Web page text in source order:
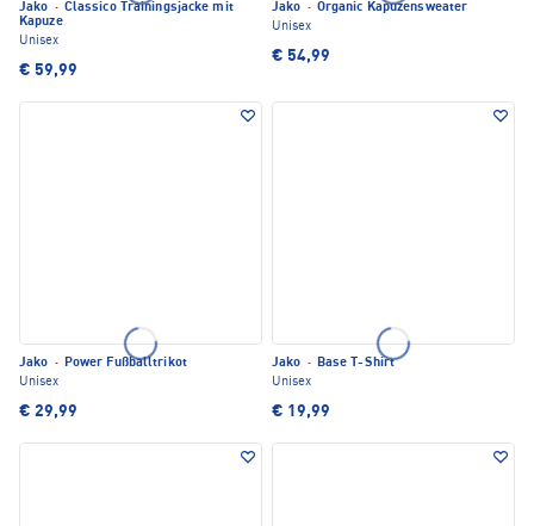
Jako · Classico Trainingsjacke mit
Kapuze
Unisex
€ 59,99
Jako · Organic Kapuzensweater
Unisex
€ 54,99
Jako · Power Fußballtrikot
Unisex
€ 29,99
Jako · Base T-Shirt
Unisex
€ 19,99